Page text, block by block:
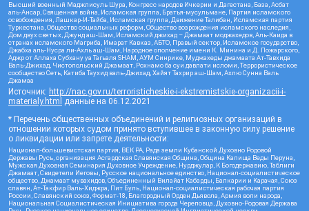
Высший военный Маджлисуль Шура, Конгресс народов Ичкерии и Дагестана, База, Асбат
аль-Ансар, Священная война, Исламская группа, Братья-мусульмане, Партия исламского
освобождения, Лашкар-И-Тайба, Исламская группа, Движение Талибан, Исламская партия
Туркестана, Общество социальных реформ, Общество возрождения исламского наследия,
Дом двух святых, Джунд аш-Шам, Исламский джихад – Джамаат моджахедов, Аль-Каида в
странах исламского Магриба, Имарат Кавказ, АБТО, Правый сектор, Исламское государство,
Джабха аль-Нусра ли-Ахль аш-Шам, Народное ополчение имени К. Минина и Д. Пожарского,
Аджр от Аллаха Субхану уа Тагьаля SHAM, АУМ Синрике, Муджахеды джамаата Ат-Тавхида
Валь-Джихад, Чистопольский Джамаат, Рохнамо ба суи давлати исломи, Террористическое
сообщество Сеть, Катиба Таухид валь-Джихад, Хайят Тахрир аш-Шам, Ахлю Сунна Валь
Джамаа
Источник: http://nac.gov.ru/terroristicheskie-i-ekstremistskie-organizacii-i-
materialy.html данные на 06.12.2021
* Перечень общественных объединений и религиозных организаций в
отношении которых судом принято вступившее в законную силу решение
о ликвидации или запрете деятельности:
Национал-большевистская партия, ВЕК РА, Рада земли Кубанской Духовно Родовой
Державы Русь, организация Асгардская Славянская Община, Община Капища Веды Перуна,
Мужская Духовная Семинария Духовное Учреждение, Нурджулар, К Богодержавию, Таблиги
Джамаат, Свидетели Иеговы, Русское национальное единство, Национал-социалистическое
общество, Джамаат мувахидов, Объединенный Вилайат Кабарды, Балкарии и Карачая, Союз
славян, Ат-Такфир Валь-Хиджра, Пит Буль, Национал-социалистическая рабочая партия
России, Славянский союз, Формат-18, Благородный Орден Дьявола, Армия воли народа,
Национальная Социалистическая Инициатива города Череповца, Духовно-Родовая Держава